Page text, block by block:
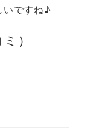
いですね♪
）